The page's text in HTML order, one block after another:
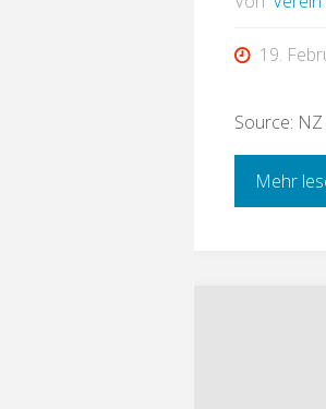
19.
Source:
Mehr